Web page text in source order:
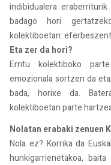
indibidualera
badago hori
kolektiboetan:
Eta zer da hori?
Erritu kolektiboko
emozionala sortzen da
bada, horixe da.
kolektiboetan parte
Nolatan erabaki zenuen
Nola ez? Korrika da
hunkigarrienetakoa,